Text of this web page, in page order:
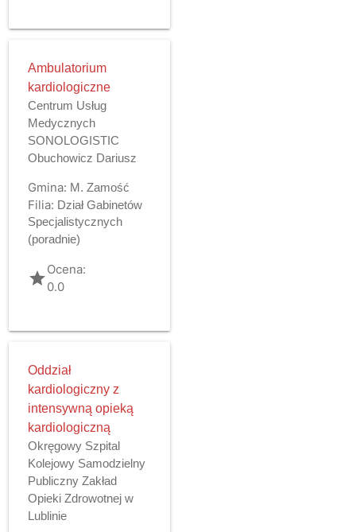
Ambulatorium
kardiologiczne
Centrum Usług
Medycznych
SONOLOGISTIC
Obuchowicz Dariusz
Gmina: M. Zamość
Filia: Dział Gabinetów
Specjalistycznych
(poradnie)
gradeOcena:
0.0
Oddział
kardiologiczny z
intensywną opieką
kardiologiczną
Okręgowy Szpital
Kolejowy Samodzielny
Publiczny Zakład
Opieki Zdrowotnej w
Lublinie